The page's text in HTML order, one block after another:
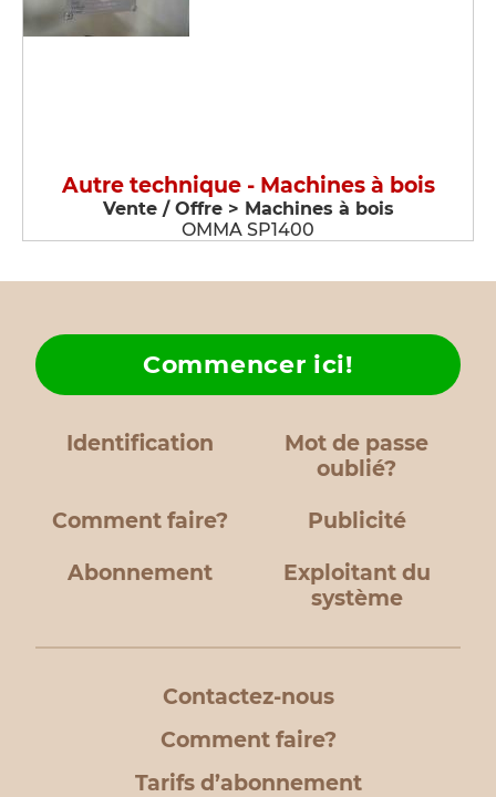
Autre technique - Machines à bois
Vente / Offre > Machines à bois
OMMA SP1400
Identification
Mot de passe
oublié?
Comment faire?
Commencer ici!
Publicité
Abonnement
Exploitant du
système
Contactez-nous
Comment faire?
Tarifs d’abonnement